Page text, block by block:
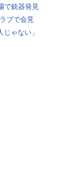
で銃器発見
ブで会見
ゃない」